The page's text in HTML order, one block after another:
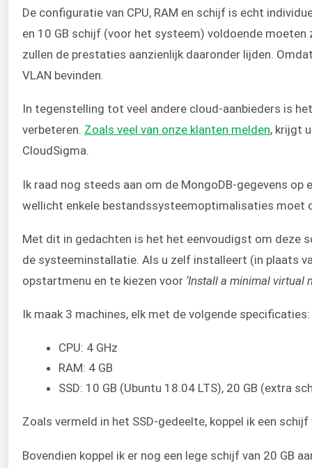
De configuratie van CPU, RAM en schijf is echt
en 10 GB schijf (voor het systeem) voldoende moeten
zullen de prestaties aanzienlijk daaronder lijden.
VLAN bevinden.
In tegenstelling tot veel andere cloud-aanbieders is
verbeteren. Zoals veel van onze klanten melden, krijgt
CloudSigma.
Ik raad nog steeds aan om de MongoDB-gegevens
wellicht enkele bestandssysteemoptimalisaties moet
Met dit in gedachten is het het eenvoudigst om deze
de systeeminstallatie. Als u zelf installeert (in plaats
opstartmenu en te kiezen voor ‘Install a minimal virtual
Ik maak 3 machines, elk met de volgende specificaties:
CPU: 4 GHz
RAM: 4 GB
SSD: 10 GB (Ubuntu 18.04 LTS), 20 GB (extra
Zoals vermeld in het SSD-gedeelte, koppel ik een
Bovendien koppel ik er nog een lege schijf van 20 GB